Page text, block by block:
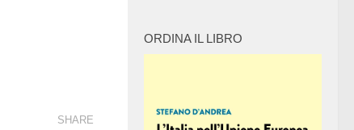
SHARE
ORDINA IL LIBRO